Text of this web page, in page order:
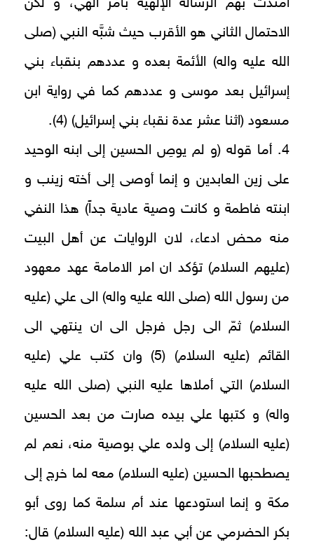
امتدت بهم الرسالة الإلهية بأمر الهي، و لكن
الاحتمال الثاني هو الأقرب حيث شبَّه النبي (صلى
الله عليه واله) الأئمة بعده و عددهم بنقباء بني
إسرائيل بعد موسى و عددهم كما في رواية ابن
مسعود (اثنا عشر عدة نقباء بني إسرائيل) (4).
4. أما قوله (و لم يوصِ الحسين إلى ابنه الوحيد
على زين العابدين و إنما أوصى إلى أخته زينب و
ابنته فاطمة و كانت وصية عادية جداً) هذا النفي
منه محض ادعاء، لان الروايات عن أهل البيت
(عليهم السلام) تؤكد ان امر الامامة عهد معهود
من رسول الله (صلى الله عليه واله) الى علي (عليه
السلام) ثمّ الى رجل فرجل الى ان ينتهي الى
القائم (عليه السلام) (5) وان كتب علي (عليه
السلام) التي أملاها عليه النبي (صلى الله عليه
واله) و كتبها علي بيده صارت من بعد الحسين
(عليه السلام) إلى ولده علي بوصية منه، نعم لم
يصطحبها الحسين (عليه السلام) معه لما خرج إلى
مكة و إنما استودعها عند أم سلمة كما روى أبو
بكر الحضرمي عن أبي عبد الله (عليه السلام) قال: